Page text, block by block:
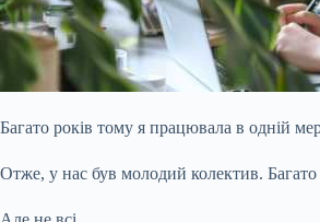
Багато років тому я працювала в одній
Отже, у нас був молодий колектив. Багато